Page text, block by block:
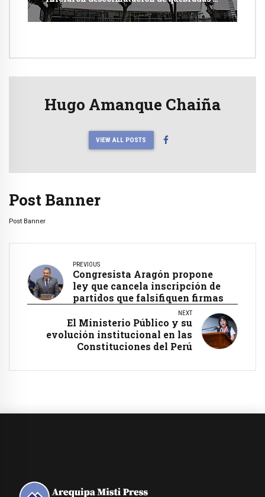
ríos ante Fenómeno del Niño
Hugo Amanque Chaiña
VIEW ALL POSTS
Post Banner
Post Banner
PREVIOUS
Congresista Aragón propone
ley que cancela inscripción de
partidos que falsifiquen firmas
NEXT
El Ministerio Público y su
evolución institucional en las
Constituciones del Perú